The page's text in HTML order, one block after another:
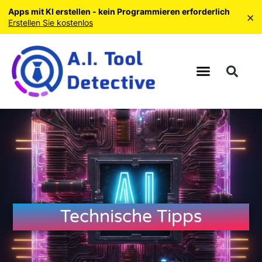
Technische Tipps
Apps mit KI erstellen - kein Programmieren erforderlich
Erstellen Sie kostenlos
×